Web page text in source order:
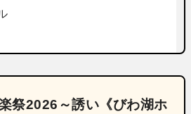
祭2026～誘い《びわ湖ホ